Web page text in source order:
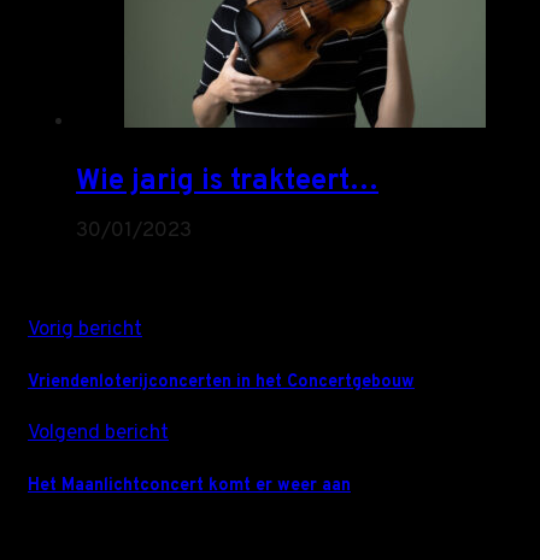
Wie jarig is trakteert…
30/01/2023
Vorig bericht
Vriendenloterijconcerten in het Concertgebouw
Volgend bericht
Het Maanlichtconcert komt er weer aan